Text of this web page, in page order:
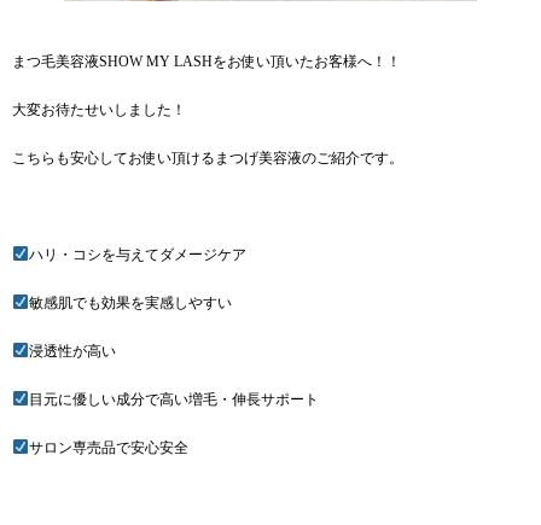
まつ毛美容液SHOW MY LASHをお使い頂いたお客様へ！！
大変お待たせいしました！
こちらも安心してお使い頂けるまつげ美容液のご紹介です。
ハリ・コシを与えてダメージケア
敏感肌でも効果を実感しやすい
浸透性が高い
目元に優しい成分で高い増毛・伸長サポート
サロン専売品で安心安全